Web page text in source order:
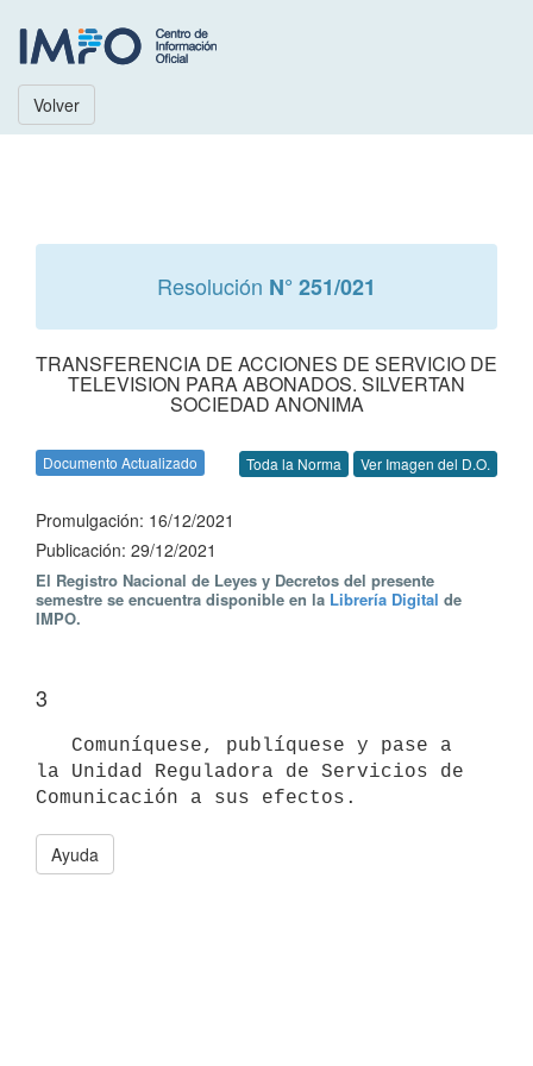
Volver
Resolución N° 251/021
TRANSFERENCIA DE ACCIONES DE SERVICIO DE
TELEVISION PARA ABONADOS. SILVERTAN
SOCIEDAD ANONIMA
Documento Actualizado Toda la Norma Ver Imagen del D.O.
Promulgación: 16/12/2021
Publicación: 29/12/2021
El Registro Nacional de Leyes y Decretos del presente
semestre se encuentra disponible en la Librería Digital de
IMPO.
3
la Unidad Reguladora de Servicios de
Ayuda